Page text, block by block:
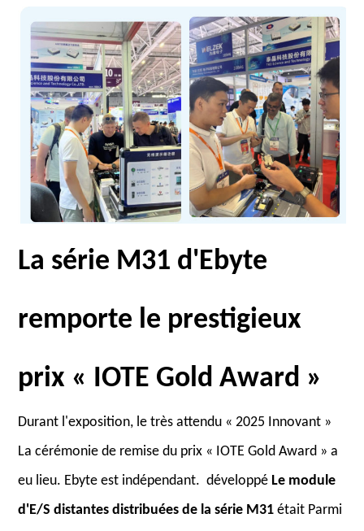
La série M31 d'Ebyte
remporte le prestigieux
prix « IOTE Gold Award »
Durant l'exposition, le très attendu « 2025 Innovant »
La cérémonie de remise du prix « IOTE Gold Award » a
eu lieu. Ebyte est indépendant. développé Le module
d'E/S distantes distribuées de la série M31était Parmi